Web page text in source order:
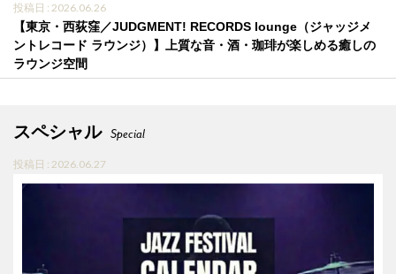
投稿日 : 2026.06.26
【東京・西荻窪／JUDGMENT! RECORDS lounge（ジャッジメ
ントレコード ラウンジ）】上質な音・酒・珈琲が楽しめる癒しの
ラウンジ空間
スペシャル Special
投稿日 : 2026.06.27